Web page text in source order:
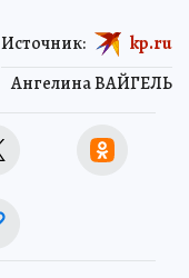
Ангелина ВАЙГЕЛЬ
Источник: kp.ru